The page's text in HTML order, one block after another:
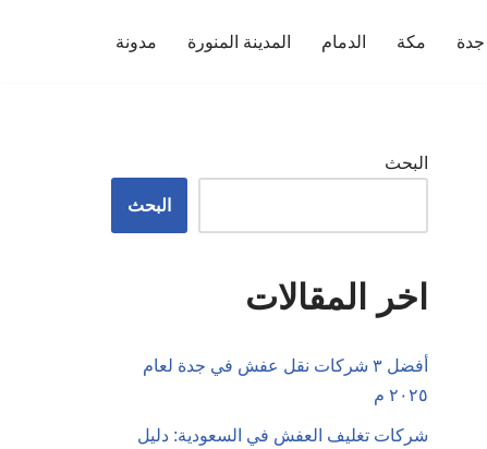
جدة مكة الدمام المدينة المنورة مدونة
البحث
البحث
اخر المقالات
أفضل ٣ شركات نقل عفش في جدة لعام
٢٠٢٥ م
شركات تغليف العفش في السعودية: دليل